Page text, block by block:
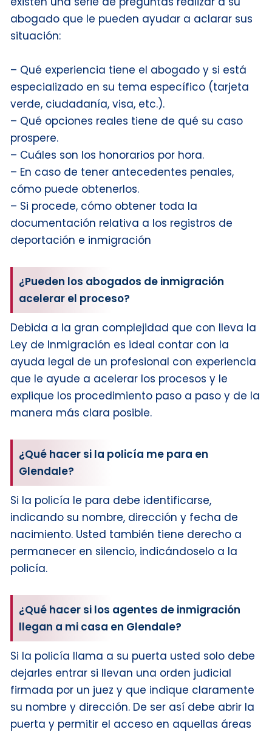
abogado que le pueden ayudar a aclarar sus
situación:
– Qué experiencia tiene el abogado y si está
especializado en su tema específico (tarjeta
verde, ciudadanía, visa, etc.).
– Qué opciones reales tiene de qué su caso
prospere.
– Cuáles son los honorarios por hora.
– En caso de tener antecedentes penales,
cómo puede obtenerlos.
– Si procede, cómo obtener toda la
documentación relativa a los registros de
deportación e inmigración
¿Pueden los abogados de inmigración
acelerar el proceso?
Debida a la gran complejidad que con lleva la
Ley de Inmigración es ideal contar con la
ayuda legal de un profesional con experiencia
que le ayude a acelerar los procesos y le
explique los procedimiento paso a paso y de la
manera más clara posible.
¿Qué hacer si la policía me para en
Glendale?
Si la policía le para debe identificarse,
indicando su nombre, dirección y fecha de
nacimiento. Usted también tiene derecho a
permanecer en silencio, indicándoselo a la
policía.
¿Qué hacer si los agentes de inmigración
llegan a mi casa en Glendale?
Si la policía llama a su puerta usted solo debe
dejarles entrar si llevan una orden judicial
firmada por un juez y que indique claramente
su nombre y dirección. De ser así debe abrir la
puerta y permitir el acceso en aquellas áreas